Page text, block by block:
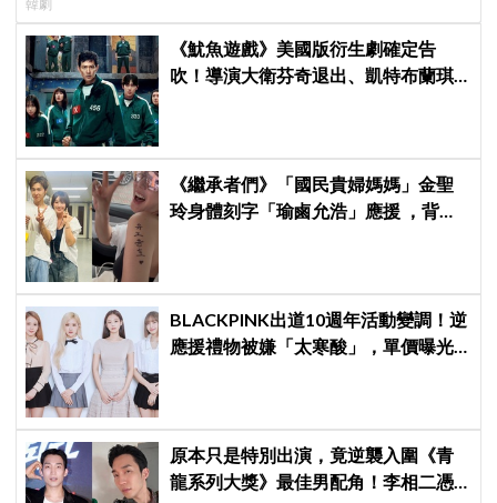
韓劇
《魷魚遊戲》美國版衍生劇確定告
吹！導演大衛芬奇退出、凱特布蘭琪
《繼承者們》「國民貴婦媽媽」金聖
玲身體刻字「瑜鹵允浩」應援 ，背後
BLACKPINK出道10週年活動變調！逆
應援禮物被嫌「太寒酸」，單價曝光
原本只是特別出演，竟逆襲入圍《青
龍系列大獎》最佳男配角！李相二憑